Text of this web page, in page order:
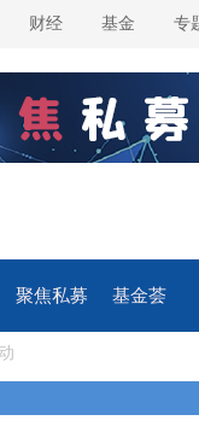
财经 基金 专
聚焦私募 基金荟